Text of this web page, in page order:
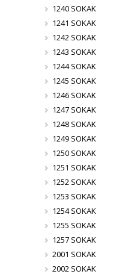
1240 SOKAK
1241 SOKAK
1242 SOKAK
1243 SOKAK
1244 SOKAK
1245 SOKAK
1246 SOKAK
1247 SOKAK
1248 SOKAK
1249 SOKAK
1250 SOKAK
1251 SOKAK
1252 SOKAK
1253 SOKAK
1254 SOKAK
1255 SOKAK
1257 SOKAK
2001 SOKAK
2002 SOKAK